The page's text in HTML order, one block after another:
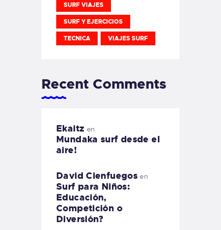
SURF VIAJES
SURF Y EJERCICIOS
TECNICA VIAJES SURF
Recent Comments
Ekaitz en
Mundaka surf desde el
aire!
David Cienfuegos en
Surf para Niños:
Educación,
Competición o
Diversión?